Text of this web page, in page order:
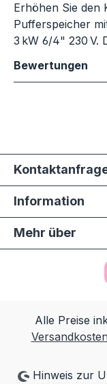
Erhöhen Sie den
Pufferspeicher
3 kW 6/4" 230 V.
Bewertungen
Information
Mehr über
Alle Preise
Hinweis zur